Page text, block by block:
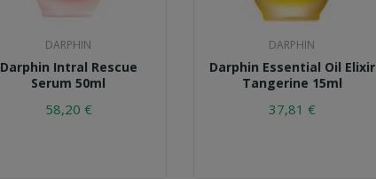
DARPHIN
Darphin Intral Rescue
Serum 50ml
58,20 €
DARPHIN
Darphin Essential Oil Elixir
Tangerine 15ml
37,81 €